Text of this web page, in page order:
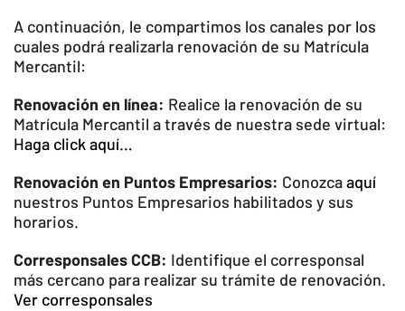
A continuación, le compartimos los canales por los
cuales podrá realizarla renovación de su Matrícula
Mercantil:
Renovación en línea: Realice la renovación de su
Matrícula Mercantil a través de nuestra sede virtual:
Haga click aquí…
Renovación en Puntos Empresarios: Conozcaaquí
nuestros Puntos Empresarios habilitados y sus
horarios.
Corresponsales CCB: Identifique el corresponsal
más cercano para realizar su trámite de renovación.
Ver corresponsales